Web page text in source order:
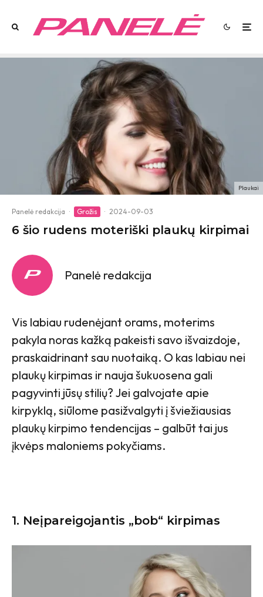
Plaukai
Panelė redakcija · Grožis · 2024-09-03
6 šio rudens moteriški plaukų kirpimai
Panelė redakcija
Vis labiau rudenėjant orams, moterims
pakyla noras kažką pakeisti savo išvaizdoje,
praskaidrinant sau nuotaiką. O kas labiau nei
plaukų kirpimas ir nauja šukuosena gali
pagyvinti jūsų stilių? Jei galvojate apie
kirpyklą, siūlome pasižvalgyti į šviežiausias
plaukų kirpimo tendencijas – galbūt tai jus
įkvėps maloniems pokyčiams.
1. Neįpareigojantis „bob“ kirpimas